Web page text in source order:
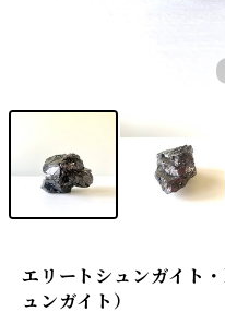
エリートシュンガイト
ュンガイト）